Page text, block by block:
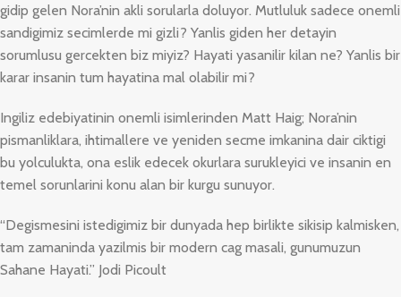
gidip gelen Nora’nin akli sorularla doluyor. Mutluluk sadece onemli
sandigimiz secimlerde mi gizli? Yanlis giden her detayin
sorumlusu gercekten biz miyiz? Hayati yasanilir kilan ne? Yanlis bir
karar insanin tum hayatina mal olabilir mi?
Ingiliz edebiyatinin onemli isimlerinden Matt Haig; Nora’nin
pismanliklara, ihtimallere ve yeniden secme imkanina dair ciktigi
bu yolculukta, ona eslik edecek okurlara surukleyici ve insanin en
temel sorunlarini konu alan bir kurgu sunuyor.
“Degismesini istedigimiz bir dunyada hep birlikte sikisip kalmisken,
tam zamaninda yazilmis bir modern cag masali, gunumuzun
Sahane Hayati.” Jodi Picoult